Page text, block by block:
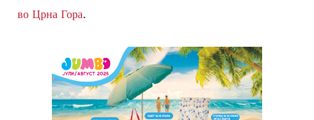
во Црна Гора.